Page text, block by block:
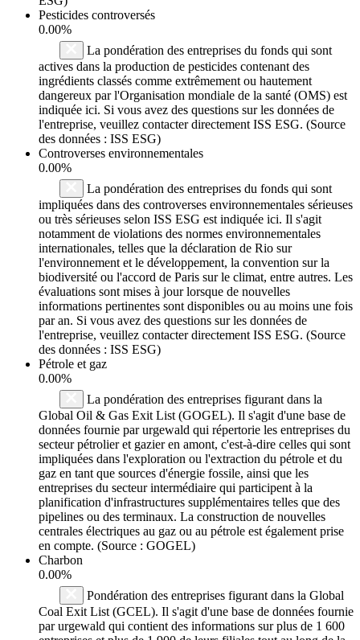
Pesticides controversés
0.00%
La pondération des entreprises du fonds qui sont
actives dans la production de pesticides contenant des
ingrédients classés comme extrêmement ou hautement
dangereux par l'Organisation mondiale de la santé (OMS) est
indiquée ici. Si vous avez des questions sur les données de
l'entreprise, veuillez contacter directement ISS ESG. (Source
des données : ISS ESG)
Controverses environnementales
0.00%
La pondération des entreprises du fonds qui sont
impliquées dans des controverses environnementales sérieuses
ou très sérieuses selon ISS ESG est indiquée ici. Il s'agit
notamment de violations des normes environnementales
internationales, telles que la déclaration de Rio sur
l'environnement et le développement, la convention sur la
biodiversité ou l'accord de Paris sur le climat, entre autres. Les
évaluations sont mises à jour lorsque de nouvelles
informations pertinentes sont disponibles ou au moins une fois
par an. Si vous avez des questions sur les données de
l'entreprise, veuillez contacter directement ISS ESG. (Source
des données : ISS ESG)
Pétrole et gaz
0.00%
La pondération des entreprises figurant dans la
Global Oil & Gas Exit List (GOGEL). Il s'agit d'une base de
données fournie par urgewald qui répertorie les entreprises du
secteur pétrolier et gazier en amont, c'est-à-dire celles qui sont
impliquées dans l'exploration ou l'extraction du pétrole et du
gaz en tant que sources d'énergie fossile, ainsi que les
entreprises du secteur intermédiaire qui participent à la
planification d'infrastructures supplémentaires telles que des
pipelines ou des terminaux. La construction de nouvelles
centrales électriques au gaz ou au pétrole est également prise
en compte. (Source : GOGEL)
Charbon
0.00%
Pondération des entreprises figurant dans la Global
Coal Exit List (GCEL). Il s'agit d'une base de données fournie
par urgewald qui contient des informations sur plus de 1 600